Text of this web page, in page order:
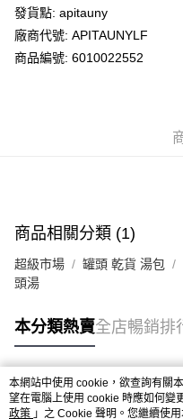
WeChat Pay
送貨方式
每筆HK$50.00，滿
UNY 門市自取
每筆HK$50.00，滿
發貨點: apitauny
廠商代號: APITAUNYLF
商品編號: 6010022552
商品相關分類 (1)
超級市場 罐頭 乾貨 湯包
頭湯
本分類熱賣全店暢銷排
熱門標籤
本網站中使用 cookie，欲查詢有關
望在電腦上使用 cookie 時應如何變
政策 」之 Cookie 聲明。您繼續使